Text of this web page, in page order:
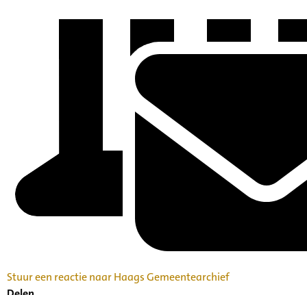
Stuur een reactie naar Haags Gemeentearchief